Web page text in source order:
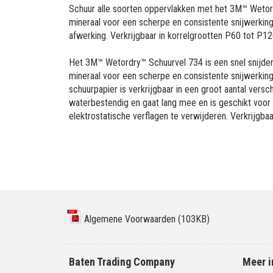
Schuur alle soorten oppervlakken met het 3M™
mineraal voor een scherpe en consistente
afwerking. Verkrijgbaar in korrelgrootten P60 tot
Het 3M™ Wetordry™ Schuurvel 734 is een snel
mineraal voor een scherpe en consistente
schuurpapier is verkrijgbaar in een groot aantal
waterbestendig en gaat lang mee en is geschikt
elektrostatische verflagen te verwijderen.
Algemene Voorwaarden (103KB)
Baten Trading Company Meer